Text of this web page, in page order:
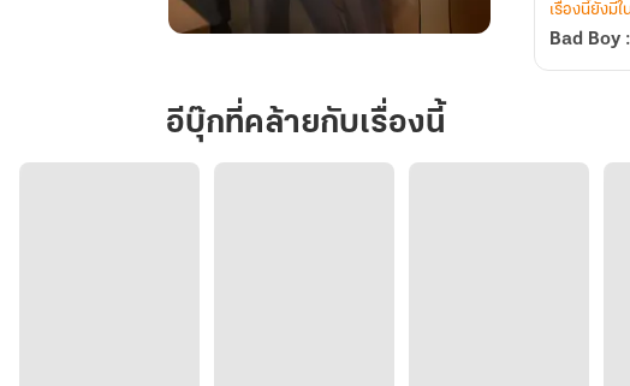
:
Debt
Wife
เรื่องนี้ยังมี
Bad Boy
อีบุ๊กที่คล้ายกับเรื่องนี้